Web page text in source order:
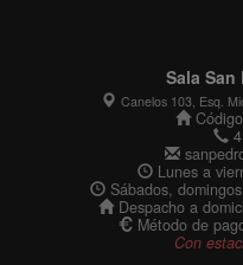
Sala San
Canelos 103, Esq.
Lunes a
Sábados,
Despacho a
Método de
Con